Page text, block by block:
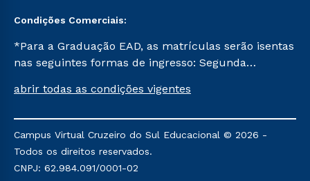
Condições Comerciais:
*Para a Graduação EAD, as matrículas serão isentas
nas seguintes formas de ingresso: Segunda
Já para as demais, a taxa de matrícula será de R$
mencionadas são referentes aos cursos: Ensino
Religioso, Geografia para a Docência e Metodologia
do Ensino de História: Questões Atuais.
abrir todas as condições vigentes
Campus Virtual Cruzeiro do Sul Educacional © 2026 -
Todos os direitos reservados.
CNPJ: 62.984.091/0001-02